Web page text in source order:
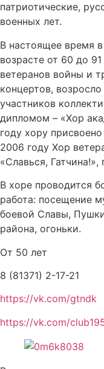
патриотические,
военных лет.
В настоящее время
возрасте от 60 до
ветеранов войны и
концертов,
участников
дипломом – «Хор
году хору
2006 году Хор
«Славься,
В хоре проводится
работа: посещение
боевой Славы,
района, огоньки.
От 50 лет
8 (81371) 2-17-21
https://vk.com/gtndk
https://vk.com/